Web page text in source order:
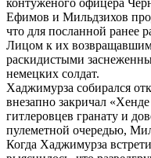
контуженого офицера
Ефимов и Мильдзихов
что для посланной ранее
Лицом к их
раскидистыми
немецких солдат.
Хаджимурза собирался
внезапно закричал
гитлеровцев гранату и
пулеметной очередью,
Когда Хаджимурза